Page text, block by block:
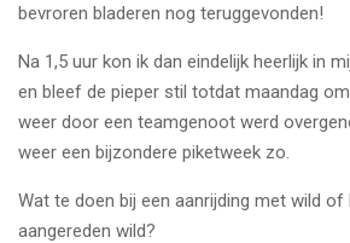
bevroren bladeren nog teruggevonden!
Na 1,5 uur kon ik dan eindelijk heerlijk in
en bleef de pieper stil totdat maandag
weer door een teamgenoot werd
weer een bijzondere piketweek zo.
Wat te doen bij een aanrijding met wild
aangereden wild?